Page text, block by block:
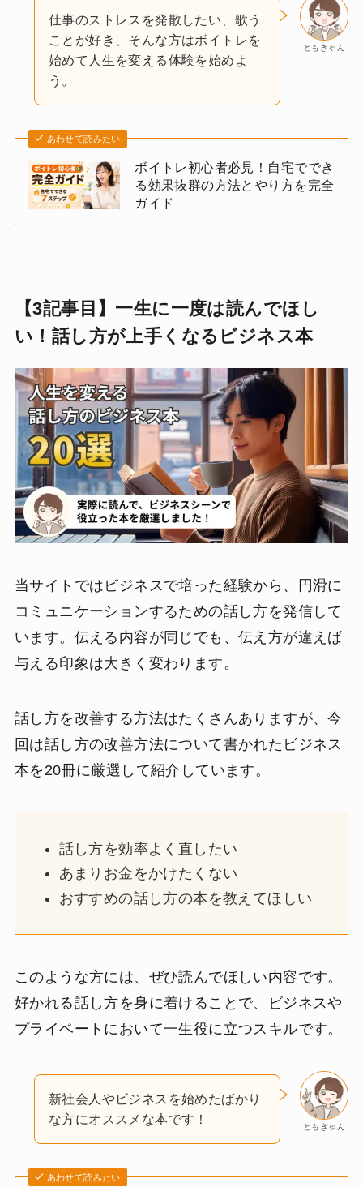
ともきゃん
仕事のストレスを発散したい、歌う
ことが好き、そんな方はボイトレを
始めて人生を変える体験を始めよ
う。
あわせて読みたい
ボイトレ初心者必見！自宅ででき
る効果抜群の方法とやり方を完全
ガイド
【3記事目】一生に一度は読んでほし
い！話し方が上手くなるビジネス本
当サイトではビジネスで培った経験から、円滑に
コミュニケーションするための話し方を発信して
います。伝える内容が同じでも、伝え方が違えば
与える印象は大きく変わります。
話し方を改善する方法はたくさんありますが、今
回は話し方の改善方法について書かれたビジネス
本を20冊に厳選して紹介しています。
話し方を効率よく直したい
あまりお金をかけたくない
おすすめの話し方の本を教えてほしい
このような方には、ぜひ読んでほしい内容です。
好かれる話し方を身に着けることで、ビジネスや
プライベートにおいて一生役に立つスキルです。
ともきゃん
新社会人やビジネスを始めたばかり
な方にオススメな本です！
あわせて読みたい